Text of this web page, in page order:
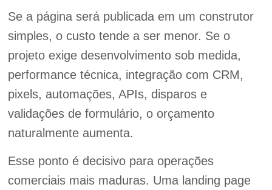
Se a página será publicada em um construtor
simples, o custo tende a ser menor. Se o
projeto exige desenvolvimento sob medida,
performance técnica, integração com CRM,
pixels, automações, APIs, disparos e
validações de formulário, o orçamento
naturalmente aumenta.
Esse ponto é decisivo para operações
comerciais mais maduras. Uma landing page